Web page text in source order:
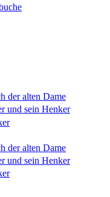
der alten Dame
und sein Henker
der alten Dame
und sein Henker